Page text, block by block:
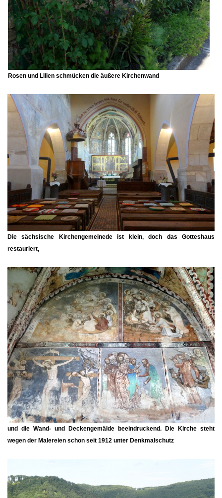
Rosen und Lilien schmücken die äußere Kirchenwand
Die sächsische Kirchengemeinede ist klein, doch das Gotteshaus
restauriert,
und die Wand- und Deckengemälde beeindruckend. Die Kirche steht
wegen der Malereien schon seit 1912 unter Denkmalschutz